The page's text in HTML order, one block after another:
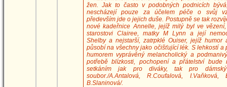
žen. Jak to často v podobných podnicích
nescházejí pouze za účelem péče o svůj
především jde o jejich duše. Postupně se tak
nové kadeřnice Annelle, jejíž milý byl ve
starostovi Clairee, matky M Lynn a její
Shelby a nejstarší, zatrpklé Ouiser, jejíž humor
působí na všechny jako očišťující lék. S lehkostí a
humorem vyprávěný melancholický a
potřebě blízkosti, pochopení a přátelství bude
setkáním jak pro diváky, tak pro dámský
soubor./A.Antalová, R.Coufalová, I.Vaňková,
B.Slaninová/.